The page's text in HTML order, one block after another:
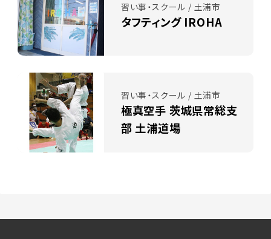
習い事・スクール / 土浦市
タフティング IROHA
習い事・スクール / 土浦市
極真空手 茨城県常総支
部 土浦道場